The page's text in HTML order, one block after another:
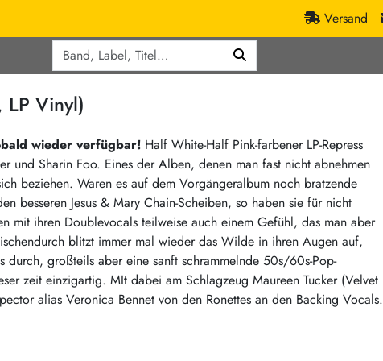
Versand
Neoklassik
Abstract / Ambient
Electronic Goods
Ska
Soul / Exotica / Jazz
Ska
Hiphop
Reggae / Dub
Crazysane Günstiger
Fuzzorama günstiger
Tapete Records günstiger
Sunny Sunny Bastards Summer 26
Warner Rockerwochen
Universal Vinyl Günstig
International Anthem Sommer 2026
LP Vinyl)
wieder verfügbar! Half White-Half Pink-farbener LP-Repress
und Sharin Foo. Eines der Alben, denen man fast nicht abnehmen
beziehen. Waren es auf dem Vorgängeralbum noch bratzende
besseren Jesus & Mary Chain-Scheiben, so haben sie für nicht
mit ihren Doublevocals teilweise auch einem Gefühl, das man aber
blitzt immer mal wieder das Wilde in ihren Augen auf,
großteils aber eine sanft schrammelnde 50s/60s-Pop-
zeit einzigartig. MIt dabei am Schlagzeug Maureen Tucker (Velvet
alias Veronica Bennet von den Ronettes an den Backing Vocals.